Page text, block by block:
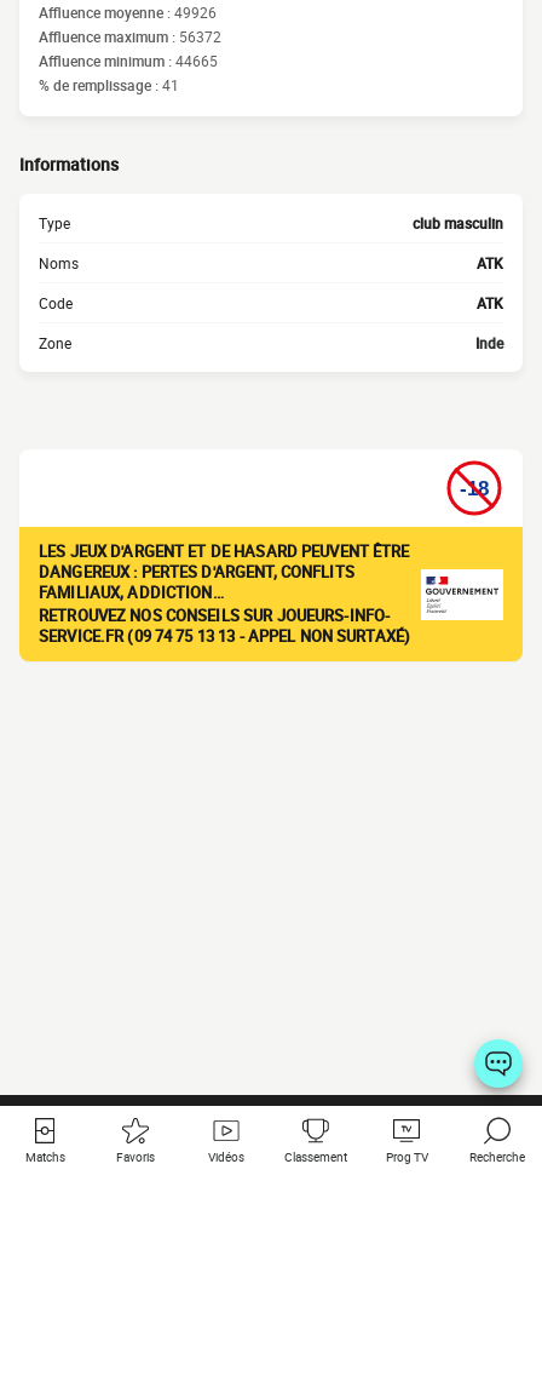
Affluence moyenne :49926
Affluence maximum : 56372
Affluence minimum :44665
% de remplissage :41
Informations
Type club masculin
Noms ATK
Code ATK
Zone Inde
LES JEUX D'ARGENT ET DE HASARD PEUVENT ÊTRE
DANGEREUX : PERTES D'ARGENT, CONFLITS
FAMILIAUX, ADDICTION…
RETROUVEZ NOS CONSEILS SUR JOUEURS-INFO-
SERVICE.FR (09 74 75 13 13 - APPEL NON SURTAXÉ)
Matchs Favoris Vidéos Classement Prog TV Recherche